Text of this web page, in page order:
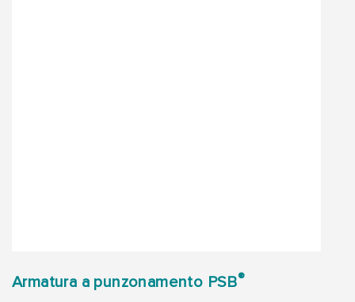
Armatura a punzonamento PSB®